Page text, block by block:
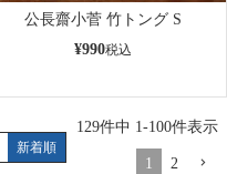
公長齋小菅 竹トング S
¥990税込
新着順
129件中 1-100件表示
1 2